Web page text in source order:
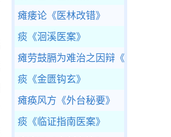
瘫痿论 《医林改错》
痰 《洄溪医案》
瘫劳鼓膈为难治之因辩 《侣山堂类
痰 《金匮钩玄》
瘫痪风方 《外台秘要》
痰 《临证指南医案》